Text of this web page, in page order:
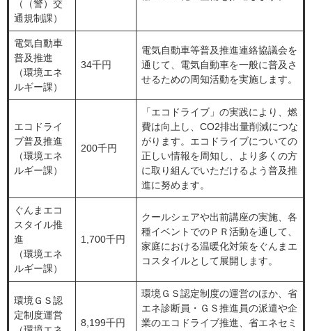
（（警）交
通規制課）
電気自動車
普及推進
（環境エネ
ルギー課）
34千円
電気自動車等普及推進連絡協議会を
通じて、電気自動車を一般に普及さ
せるための周知活動を実施します。
エコドライ
ブ普及推進
（環境エネ
ルギー課）
200千円
「エコドライブ」の実践により、燃
費は向上し、CO2排出量削減につな
がります。エコドライブについての
正しい情報を周知し、より多くの方
に取り組んでいただけるよう普及推
進に努めます。
ぐんまエコ
スタイル推
進
（環境エネ
ルギー課）
1,700千円
クールシェアや出前講座の実施、各
種イベントでのＰＲ活動を通して、
家庭における温暖化対策をぐんまエ
コスタイルとして展開します。
環境ＧＳ認
定制度運営
8,199千円
環境ＧＳ認定制度の運営のほか、省
エネ診断員・ＧＳ推進員の派遣や企
業のエコドライブ推進、省エネセミ